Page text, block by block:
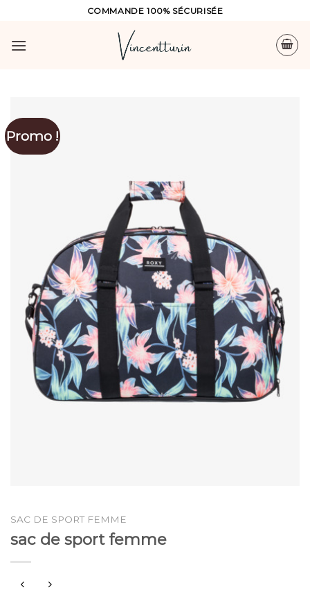
content
COMMANDE 100% SÉCURISÉE
Promo !
SAC DE SPORT FEMME
sac de sport femme